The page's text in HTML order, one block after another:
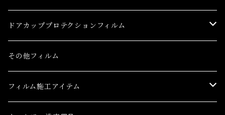
トヨタ
86(GR86)
bB
レクサス
CT
ES
日産
ドアカッププロテクションフィルム
トヨタ
86(GR86)
bB
レクサス
その他フィルム
フィルム施工アイテム